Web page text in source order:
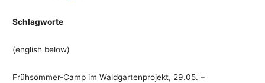
Schlagworte
(english below)
Frühsommer-Camp im Waldgartenprojekt, 29.05. –